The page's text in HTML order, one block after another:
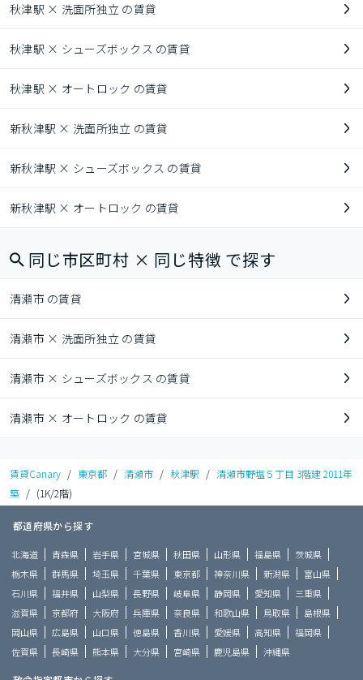
秋津駅 × 洗面所独立 の賃貸
秋津駅 × シューズボックス の賃貸
秋津駅 × オートロック の賃貸
新秋津駅 × 洗面所独立 の賃貸
新秋津駅 × シューズボックス の賃貸
新秋津駅 × オートロック の賃貸
同じ市区町村 × 同じ特徴 で探す
清瀬市 の賃貸
清瀬市 × 洗面所独立 の賃貸
清瀬市 × シューズボックス の賃貸
清瀬市 × オートロック の賃貸
賃貸Canary / 東京都 / 清瀬市 / 秋津駅 / 清瀬市野塩５丁目 3階建 2011年
築 / (1K/2階)
都道府県から探す
北海道 青森県 岩手県 宮城県 秋田県 山形県 福島県
茨城県
栃木県
群馬県 埼玉県 千葉県 東京都 神奈川県 新潟県
富山県
石川県
福井県 山梨県 長野県 岐阜県 静岡県 愛知県
三重県
滋賀県
京都府 大阪府 兵庫県 奈良県 和歌山県 鳥取県
島根県
岡山県
広島県 山口県 徳島県 香川県 愛媛県 高知県
福岡県
佐賀県
長崎県 熊本県 大分県 宮崎県 鹿児島県 沖縄県